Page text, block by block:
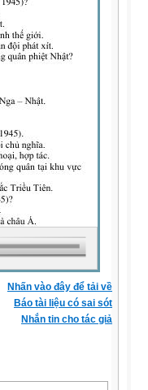
Nhấn vào đây để tải về
Báo tài liệu có sai sót
Nhắn tin cho tác giả